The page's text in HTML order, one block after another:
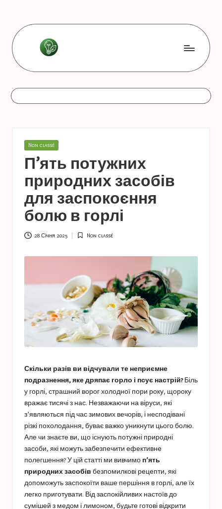
вмісту
L
e
s
o
n
n
e
s
a
s
t
e
s
astuces
Опубліковано
Non classé
П’ять потужних
природних засобів
для заспокоєння
болю в горлі
28 Січня 2025
Опубліковано
Non classé
Скільки разів ви відчували те неприємне
подразнення, яке дряпає горло і псує настрій?Біль
у горлі, страшний ворог холодної пори року, щороку
вражає тисячі з нас. Незважаючи на віруси, які
з’являються під час зимових вечорів, і несподівані
різкі похолодання, буває важко уникнути цього болю.
Але чи знаєте ви, що існують потужні природні
засоби, які можуть забезпечити ефективне
полегшення? У цій статті ми вивчимо п’ять
природних засобів безпомилкові рецепти, які
допоможуть заспокоїти ваше першіння в горлі, але їх
легко приготувати. Від заспокійливих настоїв до
сумішей з медом і лимоном, будьте готові відкрити